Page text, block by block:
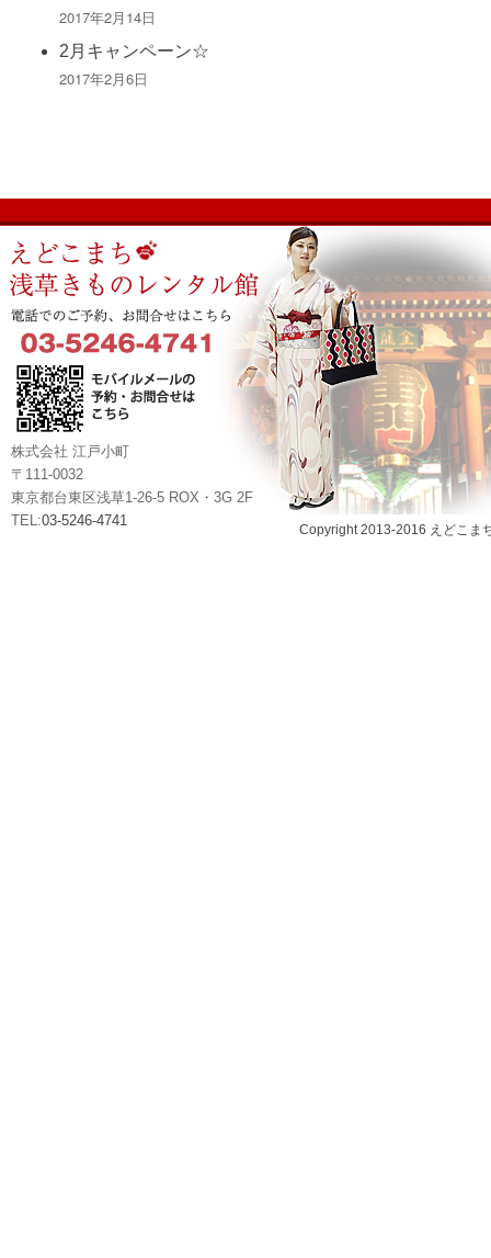
2017年2月14日
2月キャンペーン☆
2017年2月6日
株式会社 江戸小町
〒111-0032
東京都台東区浅草1-26-5 ROX・3G 2F
TEL:03-5246-4741
Copyright 2013-2016 えどこま